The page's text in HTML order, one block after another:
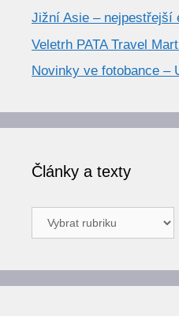
Jižní Asie – nejpestřejší
Veletrh PATA Travel
Novinky ve fotobance –
Články a texty
Články
a